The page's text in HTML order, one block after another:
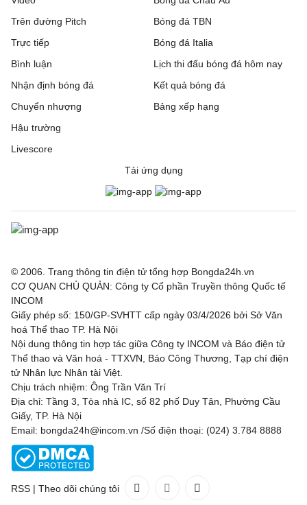
Trên đường Pitch
Trực tiếp
Bóng đá TBN
Bóng đá Italia
Bình luận
Nhận định bóng đá
Chuyển nhượng
Hậu trường
Livescore
Lịch thi đấu bóng đá hôm nay
Kết quả bóng đá
Bảng xếp hạng
Tải ứng dụng
© 2006. Trang thông tin điện tử tổng hợp Bongda24h.vn
CƠ QUAN CHỦ QUẢN: Công ty Cổ phần Truyền thông Quốc tế
INCOM
Giấy phép số: 150/GP-SVHTT cấp ngày 03/4/2026 bởi Sở Văn
hoá Thể thao TP. Hà Nội
Nội dung thông tin hợp tác giữa Công ty INCOM và Báo điện tử
Thể thao và Văn hoá - TTXVN, Báo Công Thương, Tạp chí điện
tử Nhân lực Nhân tài Việt.
Chịu trách nhiệm: Ông Trần Văn Trí
Địa chỉ: Tầng 3, Tòa nhà IC, số 82 phố Duy Tân, Phường Cầu
Giấy, TP. Hà Nội
Email: bongda24h@incom.vn /Số điện thoại: (024) 3.784 8888
RSS | Theo dõi chúng tôi